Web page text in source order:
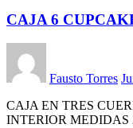
CAJA 6
Fausto Torres
CAJA EN TRES
INTERIOR MEDIDAS